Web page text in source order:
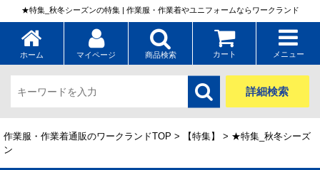
★特集_秋冬シーズンの特集 | 作業服・作業着やユニフォームならワークランド
ホーム マイページ 商品検索 カート メニュー
詳細検索
作業服・作業着通販のワークランドTOP > 【特集】
> ★特集_秋冬シーズ
ン